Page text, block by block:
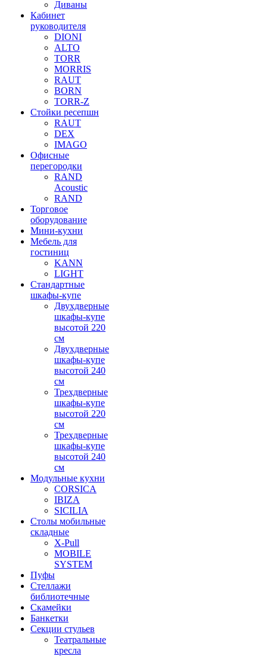
Диваны
Кабинет
руководителя
DIONI
ALTO
TORR
MORRIS
RAUT
BORN
TORR-Z
Стойки ресепшн
RAUT
DEX
IMAGO
Офисные
перегородки
RAND
Acoustic
RAND
Торговое
оборудование
Мини-кухни
Мебель для
гостиниц
KANN
LIGHT
Стандартные
шкафы-купе
Двухдверные
шкафы-купе
высотой 220
см
Двухдверные
шкафы-купе
высотой 240
см
Трехдверные
шкафы-купе
высотой 220
см
Трехдверные
шкафы-купе
высотой 240
см
Модульные кухни
CORSICA
IBIZA
SICILIA
Столы мобильные
складные
X-Pull
MOBILE
SYSTEM
Пуфы
Стеллажи
библиотечные
Скамейки
Банкетки
Секции стульев
Театральные
кресла